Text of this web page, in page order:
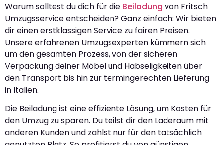
Warum solltest du dich für die Beiladung von Fritsch
Umzugsservice entscheiden? Ganz einfach: Wir bieten
dir einen erstklassigen Service zu fairen Preisen.
Unsere erfahrenen Umzugsexperten kümmern sich
um den gesamten Prozess, von der sicheren
Verpackung deiner Möbel und Habseligkeiten über
den Transport bis hin zur termingerechten Lieferung
in Italien.
Die Beiladung ist eine effiziente Lösung, um Kosten für
den Umzug zu sparen. Du teilst dir den Laderaum mit
anderen Kunden und zahlst nur für den tatsächlich